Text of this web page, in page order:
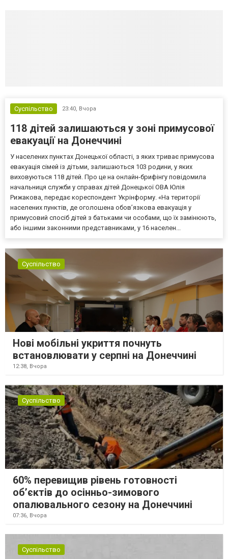
Суспільство 23:40, Вчора
118 дітей залишаються у зоні примусової
евакуації на Донеччині
У населених пунктах Донецької області, з яких триває примусова
евакуація сімей із дітьми, залишаються 103 родини, у яких
виховуються 118 дітей. Про це на онлайн-брифінгу повідомила
начальниця служби у справах дітей Донецької ОВА Юлія
Рижакова, передає кореспондент Укрінформу. «На території
населених пунктів, де оголошена обов’язкова евакуація у
примусовий спосіб дітей з батьками чи особами, що їх замінюють,
або іншими законними представниками, у 16 населен...
Суспільство
Нові мобільні укриття почнуть
встановлювати у серпні на Донеччині
12:38, Вчора
Суспільство
60% перевищив рівень готовності
об’єктів до осінньо-зимового
опалювального сезону на Донеччині
07:36, Вчора
Суспільство